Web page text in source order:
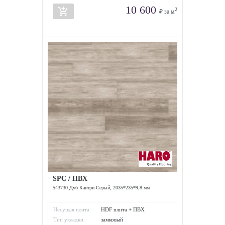
add_shopping_cart 10 600 ₽ за м2
SPC / ПВХ
543730 Дуб Кантри Серый, 2035*235*9,8 мм
Несущая плита:
HDF плита + ПВХ
Тип укладки:
замковый